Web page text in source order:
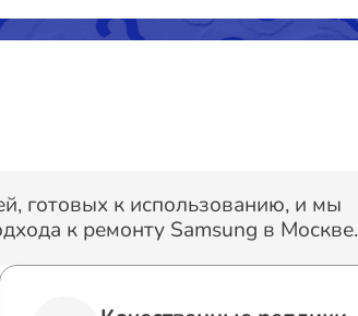
готовых к использованию, и мы
к ремонту Samsung в Москве.